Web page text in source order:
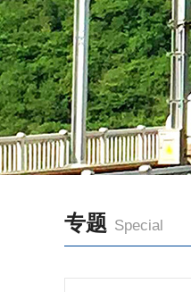
专题 Special